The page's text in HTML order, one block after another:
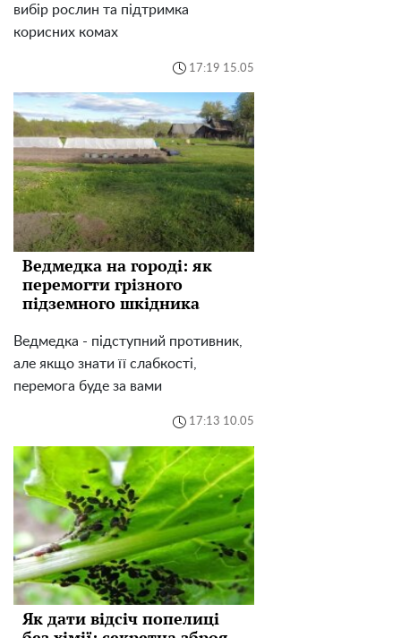
вибір рослин та підтримка
корисних комах
17:19 15.05
Ведмедка на городі: як
перемогти грізного
підземного шкідника
Ведмедка - підступний противник,
але якщо знати її слабкості,
перемога буде за вами
17:13 10.05
Як дати відсіч попелиці